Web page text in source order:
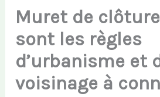
Muret de
sont les règles
d’urbanisme et
voisinage à